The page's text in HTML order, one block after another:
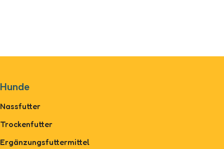
Hunde
Nassfutter
Trockenfutter
Ergänzungsfuttermittel